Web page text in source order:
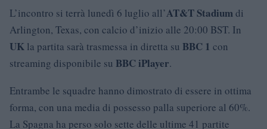
L’incontro si terrà lunedì 6 luglio all’AT&T Stadiumdi
Arlington, Texas, con calcio d’inizio alle 20:00 BST. In
UK la partita sarà trasmessa in diretta su BBC 1 con
streaming disponibile su BBC iPlayer.
Entrambe le squadre hanno dimostrato di essere in ottima
forma, con una media di possesso palla superiore al 60%.
La Spagna ha perso solo sette delle ultime 41 partite